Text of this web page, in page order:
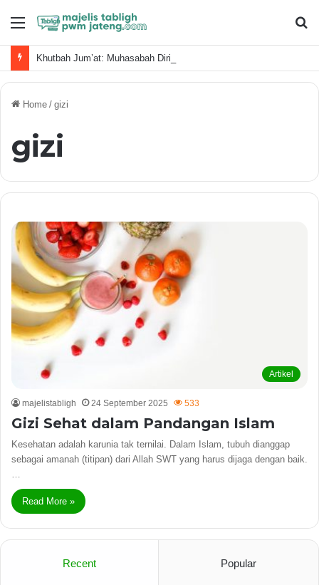
Menu
Home / gizi
gizi
Artikel
majelistabligh 24 September 2025 533
Gizi Sehat dalam Pandangan Islam
Kesehatan adalah karunia tak ternilai. Dalam Islam, tubuh dianggap
sebagai amanah (titipan) dari Allah SWT yang harus dijaga dengan baik.
Read More »
Recent Popular